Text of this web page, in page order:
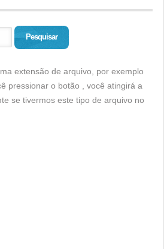
Pesquisar
extensão de arquivo, por exemplo
pressionar o botão , você atingirá a
se tivermos este tipo de arquivo no